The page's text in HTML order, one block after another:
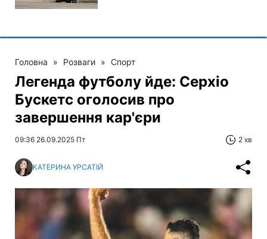
Головна » Розваги » Спорт
Легенда футболу йде: Серхіо
Бускетс оголосив про
завершення кар'єри
09:36 26.09.2025 Пт 2 хв
КАТЕРИНА УРСАТІЙ